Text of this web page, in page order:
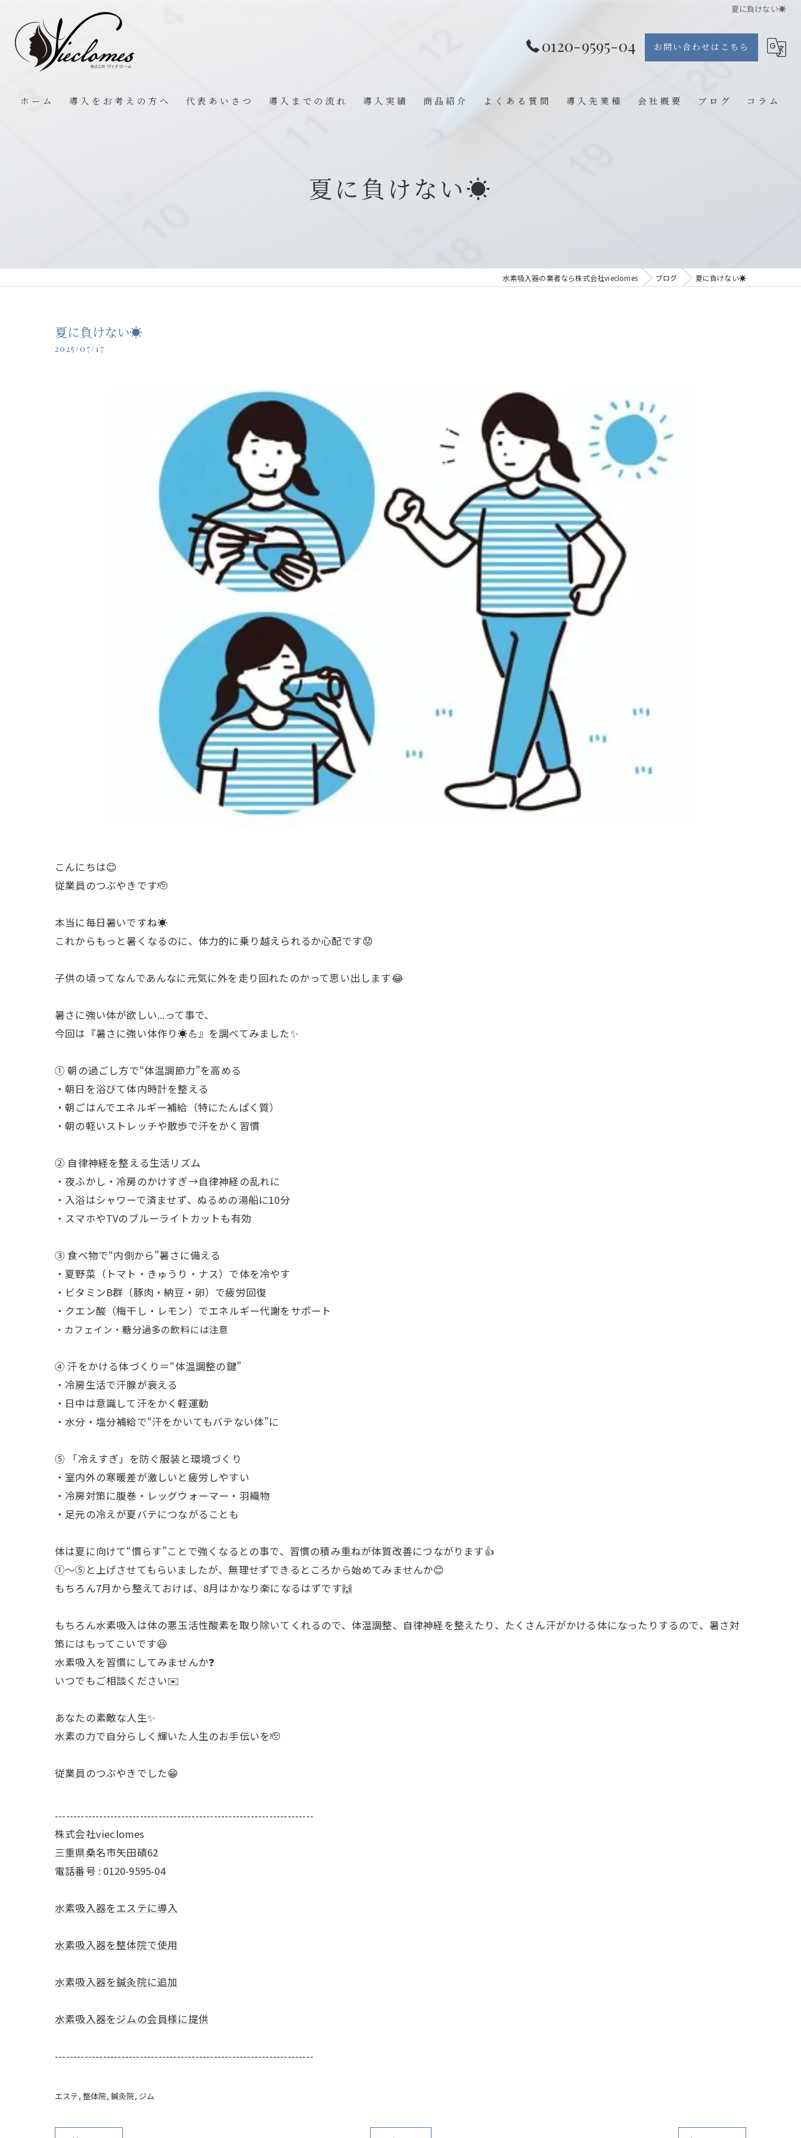
夏に負けない☀️
0120-9595-04 お問い合わせはこちら
ホーム 導入をお考えの方へ 代表あいさつ 導入までの流れ 導入実績 商品紹介 よくある質問 導入先業種 会社概要 ブログ コラム
夏に負けない☀️
水素吸入器の業者なら株式会社vieclomes ブログ 夏に負けない☀️
夏に負けない☀️
2025/07/17
こんにちは😊
従業員のつぶやきです🫡
本当に毎日暑いですね☀️
これからもっと暑くなるのに、体力的に乗り越えられるか心配です😟
子供の頃ってなんであんなに元気に外を走り回れたのかって思い出します😂
暑さに強い体が欲しい...って事で、
今回は『暑さに強い体作り☀️💪』を調べてみました✨️
① 朝の過ごし方で“体温調節力”を高める
・朝日を浴びて体内時計を整える
・朝ごはんでエネルギー補給（特にたんぱく質）
・朝の軽いストレッチや散歩で汗をかく習慣
② 自律神経を整える生活リズム
・夜ふかし・冷房のかけすぎ→自律神経の乱れに
・入浴はシャワーで済ませず、ぬるめの湯船に10分
・スマホやTVのブルーライトカットも有効
③ 食べ物で“内側から”暑さに備える
・夏野菜（トマト・きゅうり・ナス）で体を冷やす
・ビタミンB群（豚肉・納豆・卵）で疲労回復
・クエン酸（梅干し・レモン）でエネルギー代謝をサポート
・カフェイン・糖分過多の飲料には注意
④ 汗をかける体づくり＝“体温調整の鍵”
・冷房生活で汗腺が衰える
・日中は意識して汗をかく軽運動
・水分・塩分補給で“汗をかいてもバテない体”に
⑤ 「冷えすぎ」を防ぐ服装と環境づくり
・室内外の寒暖差が激しいと疲労しやすい
・冷房対策に腹巻・レッグウォーマー・羽織物
・足元の冷えが夏バテにつながることも
体は夏に向けて“慣らす”ことで強くなるとの事で、習慣の積み重ねが体質改善につながります👍
①～⑤と上げさせてもらいましたが、無理せずできるところから始めてみませんか😊
もちろん7月から整えておけば、8月はかなり楽になるはずです🙌
もちろん水素吸入は体の悪玉活性酸素を取り除いてくれるので、体温調整、自律神経を整えたり、たくさん汗がかける体になったりするので、暑さ対
策にはもってこいです😆
水素吸入を習慣にしてみませんか❓
いつでもご相談ください✉️
あなたの素敵な人生✨️
水素の力で自分らしく輝いた人生のお手伝いを🫡
従業員のつぶやきでした😁
----------------------------------------------------------------------
株式会社vieclomes
三重県桑名市矢田磧62
電話番号 : 0120-9595-04
水素吸入器をエステに導入
水素吸入器を整体院で使用
水素吸入器を鍼灸院に追加
水素吸入器をジムの会員様に提供
----------------------------------------------------------------------
エステ 整体院 鍼灸院 ジム